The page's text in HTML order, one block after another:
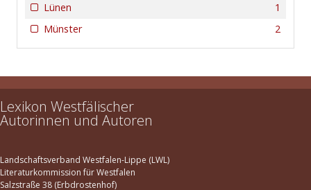
1
Lünen
2
Münster
Lexikon Westfälischer
Autorinnen und Autoren
Landschaftsverband Westfalen-Lippe (LWL)
Literaturkommission für Westfalen
Salzstraße 38 (Erbdrostenhof)